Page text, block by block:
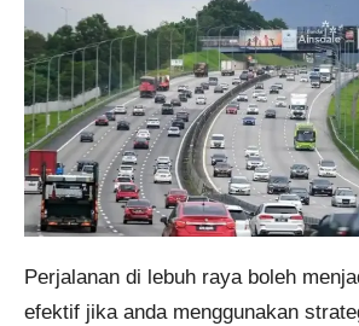
Perjalanan di lebuh raya boleh
efektif jika anda menggunakan